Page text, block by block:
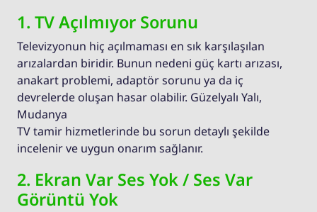
1. TV Açılmıyor Sorunu
Televizyonun hiç açılmaması en sık karşılaşılan
arızalardan biridir. Bunun nedeni güç kartı arızası,
anakart problemi, adaptör sorunu ya da iç
devrelerde oluşan hasar olabilir. Güzelyalı Yalı,
Mudanya
TV tamir hizmetlerinde bu sorun detaylı şekilde
incelenir ve uygun onarım sağlanır.
2. Ekran Var Ses Yok / Ses Var
Görüntü Yok